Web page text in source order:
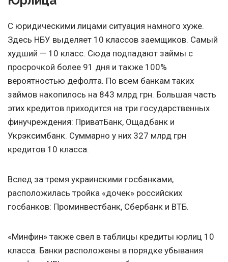
С юридическими лицами ситуация намного хуже.
Здесь НБУ выделяет 10 классов заемщиков. Самый
худший — 10 класс. Сюда подпадают займы с
просрочкой более 91 дня и также 100%
вероятностью дефолта. По всем банкам таких
займов накопилось на 843 млрд грн. Большая часть
этих кредитов приходится на три государственных
финучреждения: ПриватБанк, Ощадбанк и
Укрэксимбанк. Суммарно у них 327 млрд грн
кредитов 10 класса.
Вслед за тремя украинскими госбанками,
расположилась тройка «дочек» российских
госбанков: Проминвестбанк, Сбербанк и ВТБ.
«Минфин» также свел в таблицы кредиты юрлиц 10
класса. Банки расположены в порядке убывания